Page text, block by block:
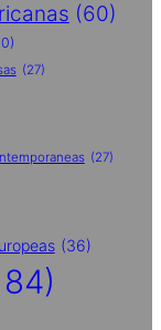
(60)
(27)
(27)
(36)